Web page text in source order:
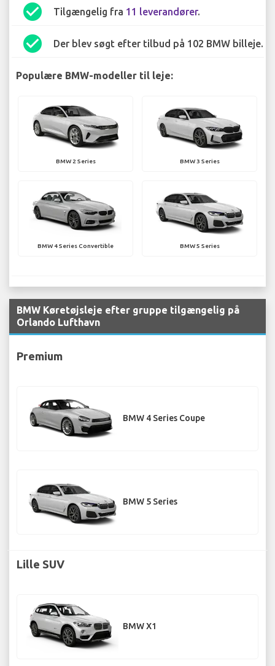
check_circle Tilgængelig fra 11 leverandører.
check_circle Der blev søgt efter tilbud på 102 BMW billeje.
Populære BMW-modeller til leje:
BMW 2 Series BMW 3 Series
BMW 4 Series Convertible BMW 5 Series
BMW Køretøjsleje efter gruppe tilgængelig på
Orlando Lufthavn
Premium
BMW 4 Series Coupe
BMW 5 Series
Lille SUV
BMW X1